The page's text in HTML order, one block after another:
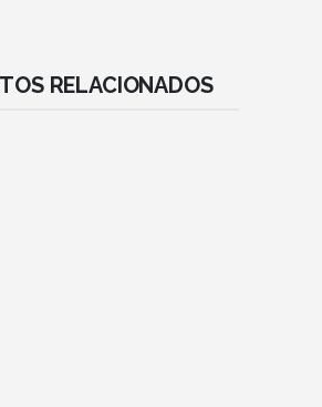
RELACIONADOS